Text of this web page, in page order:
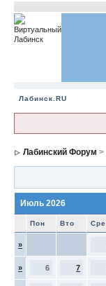
Лабинск.RU
Лабинский Форум >
Июль 2026
Пон Вто Сре
»
» 6 7